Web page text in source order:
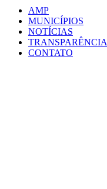
AMP
MUNICÍPIOS
NOTÍCIAS
TRANSPARÊNCIA
CONTATO